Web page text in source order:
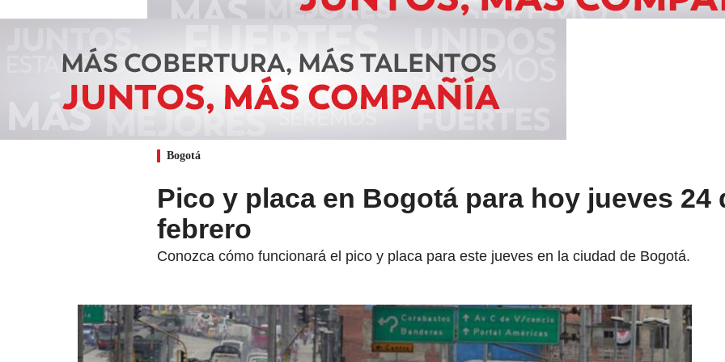
Bogotá
Pico y placa en Bogotá para hoy jueves 24
febrero
Conozca cómo funcionará el pico y placa para este jueves en la ciudad de Bogotá.